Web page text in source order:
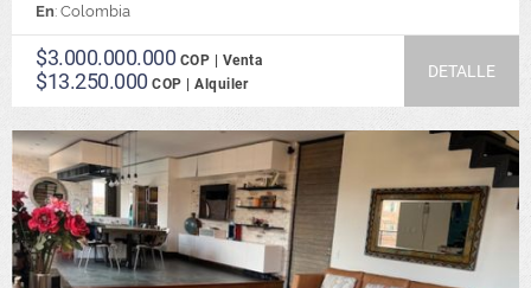
En: Colombia
$3.000.000.000 COP | Venta
$13.250.000 COP | Alquiler
DETALLE